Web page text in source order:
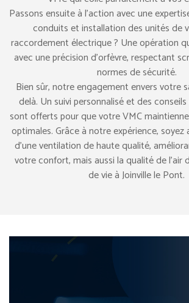
Passons ensuite à l’action avec une
conduits et installation des unités de
raccordement électrique ? Une opération
avec une précision d’orfèvre, respectant
normes de sécurité.
Bien sûr, notre engagement envers votre
delà. Un suivi personnalisé et des
sont offerts pour que votre VMC
optimales. Grâce à notre expérience,
d’une ventilation de haute qualité,
votre confort, mais aussi la qualité de l’air
de vie à Joinville le Pont.